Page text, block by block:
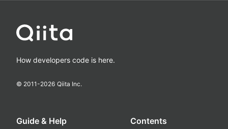
How developers code is here.
© 2011-2026 Qiita Inc.
Guide & Help Contents